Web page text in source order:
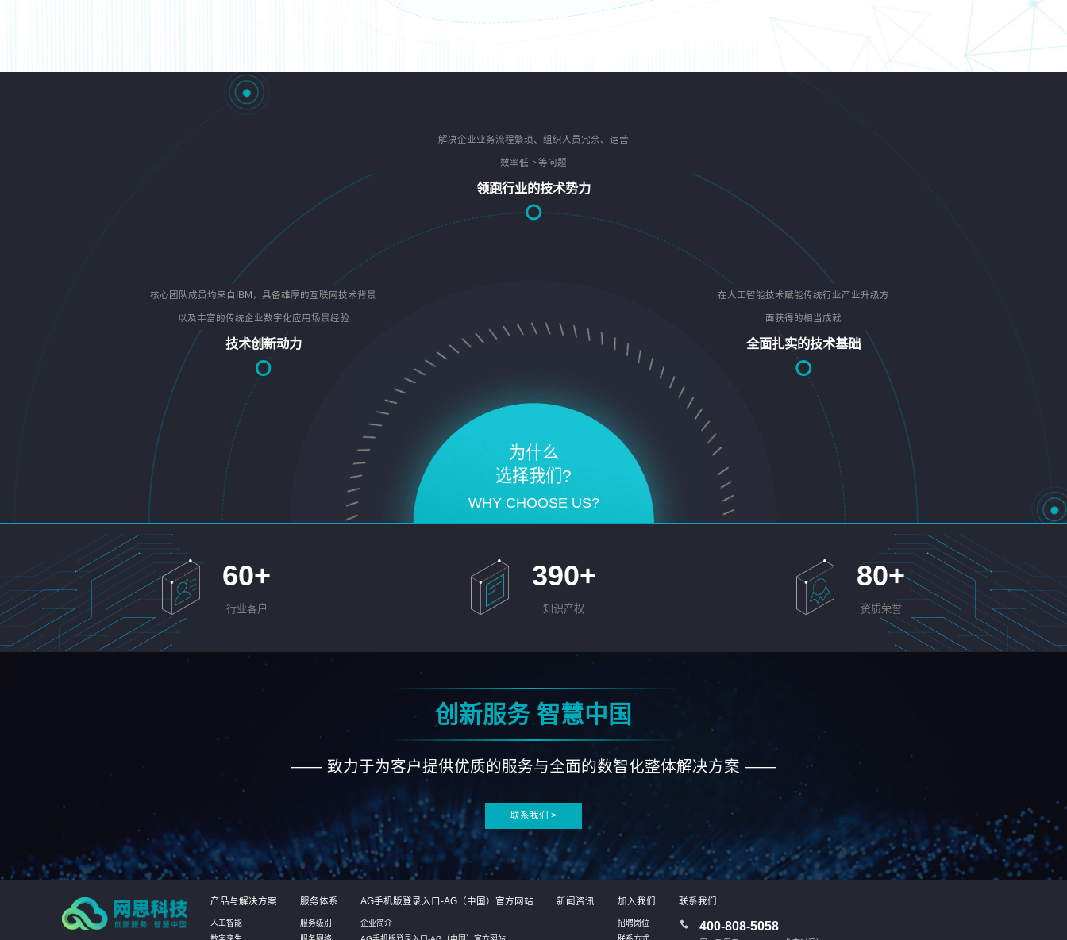
为什么
选择我们?
WHY CHOOSE US?
核心团队成员均来自IBM，具备雄厚的互联网技术背景
以及丰富的传统企业数字化应用场景经验
技术创新动力
解决企业业务流程繁琐、组织人员冗余、运营
效率低下等问题
领跑行业的技术势力
在人工智能技术赋能传统行业产业升级方
面获得的相当成就
全面扎实的技术基础
60+
行业客户
390+
知识产权
80+
资质荣誉
创新服务 智慧中国
—— 致力于为客户提供优质的服务与全面的数智化整体解决方案 ——
联系我们 >
产品与解决方案
人工智能
服务体系
服务级别
AG手机版登录入口-AG（中国）官方网站
企业简介
新闻资讯 加入我们
招聘岗位
联系我们
400-808-5058